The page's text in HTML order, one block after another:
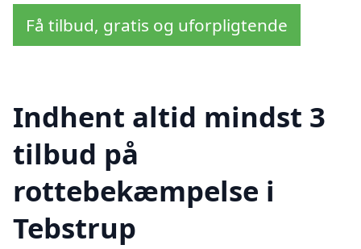
Få tilbud, gratis og uforpligtende
Indhent altid mindst 3
tilbud på
rottebekæmpelse i
Tebstrup